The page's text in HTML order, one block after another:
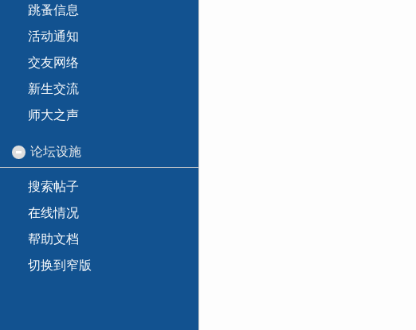
跳蚤信息
活动通知
交友网络
新生交流
师大之声
论坛设施
搜索帖子
在线情况
帮助文档
切换到窄版